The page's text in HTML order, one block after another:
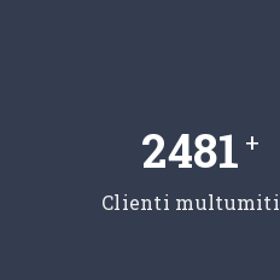
2481 +
Clienti multumiti